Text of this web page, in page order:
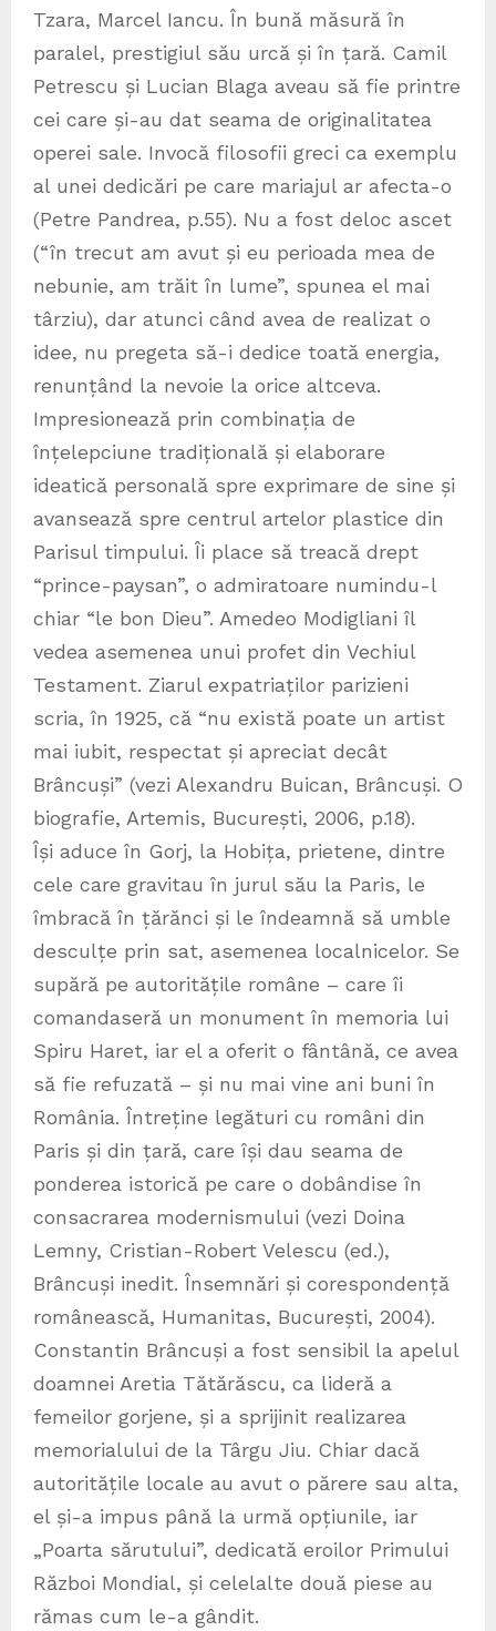
Tzara, Marcel Iancu. În bună măsură în
paralel, prestigiul său urcă și în țară. Camil
Petrescu și Lucian Blaga aveau să fie printre
cei care și-au dat seama de originalitatea
operei sale. Invocă filosofii greci ca exemplu
al unei dedicări pe care mariajul ar afecta-o
(Petre Pandrea, p.55). Nu a fost deloc ascet
(“în trecut am avut și eu perioada mea de
nebunie, am trăit în lume”, spunea el mai
târziu), dar atunci când avea de realizat o
idee, nu pregeta să-i dedice toată energia,
renunțând la nevoie la orice altceva.
Impresionează prin combinația de
înțelepciune tradițională și elaborare
ideatică personală spre exprimare de sine și
avansează spre centrul artelor plastice din
Parisul timpului. Îi place să treacă drept
“prince-paysan”, o admiratoare numindu-l
chiar “le bon Dieu”. Amedeo Modigliani îl
vedea asemenea unui profet din Vechiul
Testament. Ziarul expatriaților parizieni
scria, în 1925, că “nu există poate un artist
mai iubit, respectat și apreciat decât
Brâncuși” (vezi Alexandru Buican, Brâncuși. O
biografie, Artemis, București, 2006, p.18).
Își aduce în Gorj, la Hobița, prietene, dintre
cele care gravitau în jurul său la Paris, le
îmbracă în țărănci și le îndeamnă să umble
desculțe prin sat, asemenea localnicelor. Se
supără pe autoritățile române – care îi
comandaseră un monument în memoria lui
Spiru Haret, iar el a oferit o fântână, ce avea
să fie refuzată – și nu mai vine ani buni în
România. Întreține legături cu români din
Paris și din țară, care își dau seama de
ponderea istorică pe care o dobândise în
consacrarea modernismului (vezi Doina
Lemny, Cristian-Robert Velescu (ed.),
Brâncuși inedit. Însemnări și corespondență
românească, Humanitas, București, 2004).
Constantin Brâncuși a fost sensibil la apelul
doamnei Aretia Tătărăscu, ca lideră a
femeilor gorjene, și a sprijinit realizarea
memorialului de la Târgu Jiu. Chiar dacă
autoritățile locale au avut o părere sau alta,
el și-a impus până la urmă opțiunile, iar
„Poarta sărutului”, dedicată eroilor Primului
Război Mondial, și celelalte două piese au
rămas cum le-a gândit.